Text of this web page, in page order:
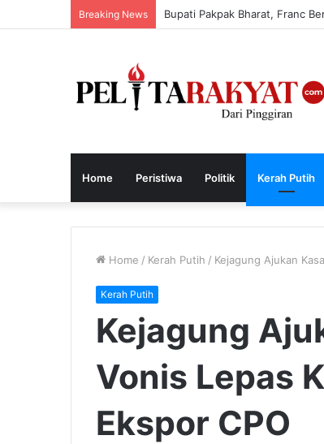
Breaking News Bupati Pakpak Bharat, Franc
Home Peristiwa Politik Kerah Putih
Home / Kerah Putih / Kejagung Ajukan
Kerah Putih
Kejagung
Vonis Lepas
Ekspor CPO